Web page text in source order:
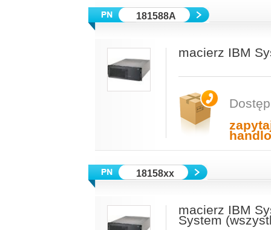
181588A
macierz IBM
18158xx
macierz IBM
System